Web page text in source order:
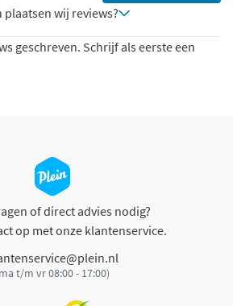
wij reviews?
geschreven. Schrijf als eerste een
of direct advies nodig?
op met onze klantenservice.
t/m vr 08:00 - 17:00)